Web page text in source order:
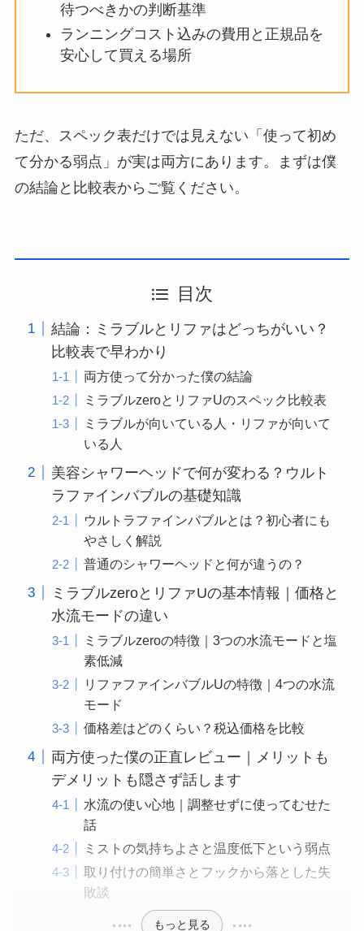
待つべきかの判断基準
ランニングコスト込みの費用と正規品を
安心して買える場所
ただ、スペック表だけでは見えない「使って初め
て分かる弱点」が実は両方にあります。まずは僕
の結論と比較表からご覧ください。
目次
結論：ミラブルとリファはどっちがいい？
比較表で早わかり
両方使って分かった僕の結論
ミラブルzeroとリファUのスペック比較表
ミラブルが向いている人・リファが向いて
いる人
美容シャワーヘッドで何が変わる？ウルト
ラファインバブルの基礎知識
ウルトラファインバブルとは？初心者にも
やさしく解説
普通のシャワーヘッドと何が違うの？
ミラブルzeroとリファUの基本情報｜価格と
水流モードの違い
ミラブルzeroの特徴｜3つの水流モードと塩
素低減
リファファインバブルUの特徴｜4つの水流
モード
価格差はどのくらい？税込価格を比較
両方使った僕の正直レビュー｜メリットも
デメリットも隠さず話します
水流の使い心地｜調整せずに使ってむせた
話
ミストの気持ちよさと温度低下という弱点
取り付けの簡単さとフックから落とした失
敗談
もっと見る